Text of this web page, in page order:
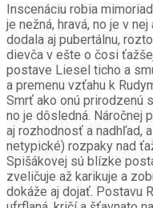
Inscenáciu robia
je nežná, hravá, no je v
dodala aj pubertálnu,
dievča v ešte o čosi
postave Liesel ticho a
a premenu vzťahu k
Smrť ako onú prirodzenú
no je dôsledná. Náročnej
aj rozhodnosť a nadhľad,
netypické) rozpaky nad
Spišákovej sú blízke
zveličuje až karikuje a
dokáže aj dojať. Postavu